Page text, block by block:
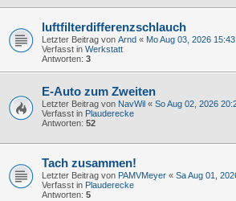
luftfilterdifferenzschlauch
Letzter Beitrag von Arnd « Mo Aug 03, 2026
Verfasst in Werkstatt
Antworten: 3
E-Auto zum Zweiten
Letzter Beitrag von NavWil « So Aug 02, 2026
Verfasst in Plauderecke
Antworten: 52
Tach zusammen!
Letzter Beitrag von PAMVMeyer « Sa Aug 01,
Verfasst in Plauderecke
Antworten: 5